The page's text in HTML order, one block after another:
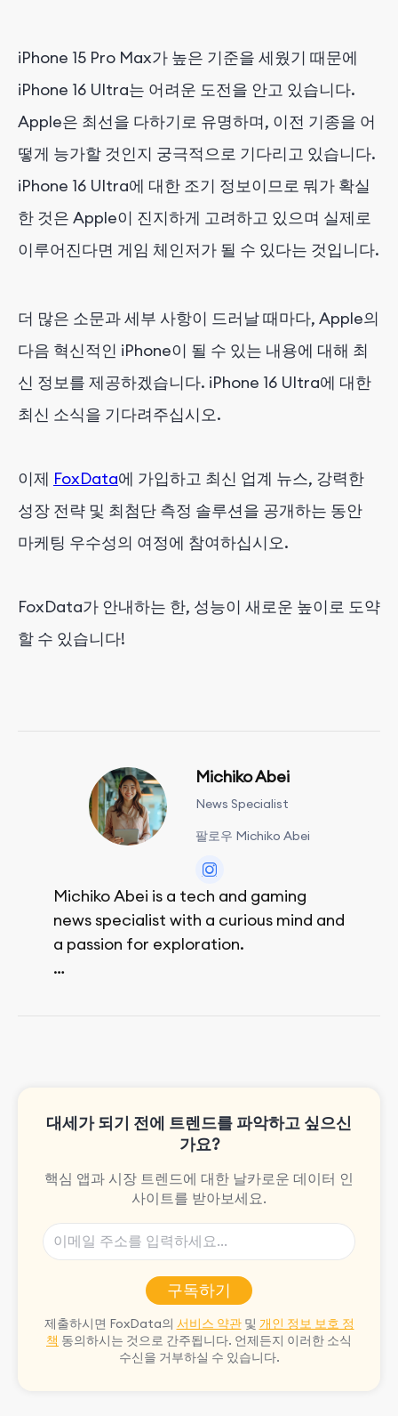
iPhone 15 Pro Max가 높은 기준을 세웠기 때문에
iPhone 16 Ultra는 어려운 도전을 안고 있습니다.
Apple은 최선을 다하기로 유명하며, 이전 기종을 어
떻게 능가할 것인지 궁극적으로 기다리고 있습니다.
iPhone 16 Ultra에 대한 조기 정보이므로 뭐가 확실
한 것은 Apple이 진지하게 고려하고 있으며 실제로
이루어진다면 게임 체인저가 될 수 있다는 것입니다.
더 많은 소문과 세부 사항이 드러날 때마다, Apple의
다음 혁신적인 iPhone이 될 수 있는 내용에 대해 최
신 정보를 제공하겠습니다. iPhone 16 Ultra에 대한
최신 소식을 기다려주십시오.
이제 FoxData에 가입하고 최신 업계 뉴스, 강력한
성장 전략 및 최첨단 측정 솔루션을 공개하는 동안
마케팅 우수성의 여정에 참여하십시오.
FoxData가 안내하는 한, 성능이 새로운 높이로 도약
할 수 있습니다!
Michiko Abei
News Specialist
팔로우 Michiko Abei
Michiko Abei is a tech and gaming
news specialist with a curious mind and
a passion for exploration.
대세가 되기 전에 트렌드를 파악하고 싶으신
가요?
핵심 앱과 시장 트렌드에 대한 날카로운 데이터 인
사이트를 받아보세요.
구독하기
제출하시면 FoxData의 서비스 약관및 개인 정보 보호 정
책 동의하시는 것으로 간주됩니다. 언제든지 이러한 소식
수신을 거부하실 수 있습니다.